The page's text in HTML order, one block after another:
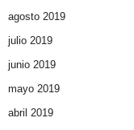
agosto 2019
julio 2019
junio 2019
mayo 2019
abril 2019